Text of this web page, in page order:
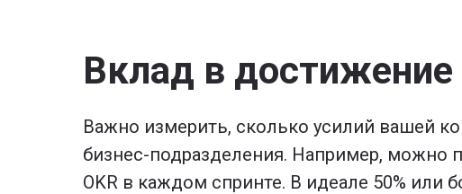
Вклад в достижение
Важно измерить, сколько усилий вашей
бизнес-подразделения. Например, можно
OKR в каждом спринте. В идеале 50%